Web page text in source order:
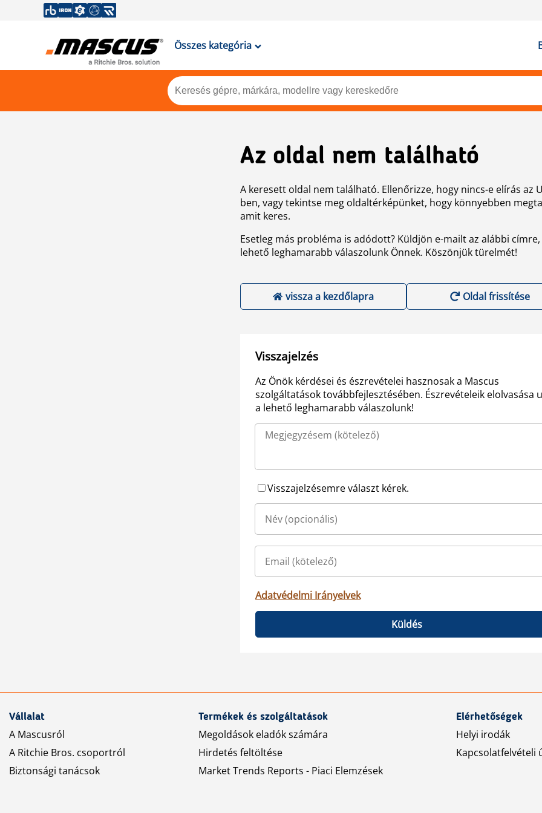
Összes kategória
Az oldal nem található
A keresett oldal nem található. Ellenőrizze, hogy nincs-e elírás az
ben, vagy tekintse meg oldaltérképünket, hogy könnyebben
amit keres.
Esetleg más probléma is adódott? Küldjön e-mailt az alábbi címre,
lehető leghamarabb válaszolunk Önnek. Köszönjük türelmét!
vissza a kezdőlapra Oldal frissítése
Visszajelzés
Az Önök kérdései és észrevételei hasznosak a Mascus
szolgáltatások továbbfejlesztésében. Észrevételeik elolvasása
a lehető leghamarabb válaszolunk!
Visszajelzésemre választ kérek.
Adatvédelmi Irányelvek
Küldés
Vállalat
A Mascusról
A Ritchie Bros. csoportról
Biztonsági tanácsok
Termékek és szolgáltatások
Megoldások eladók számára
Hirdetés feltöltése
Market Trends Reports - Piaci Elemzések
Elérhetőségek
Helyi irodák
Kapcsolatfelvételi